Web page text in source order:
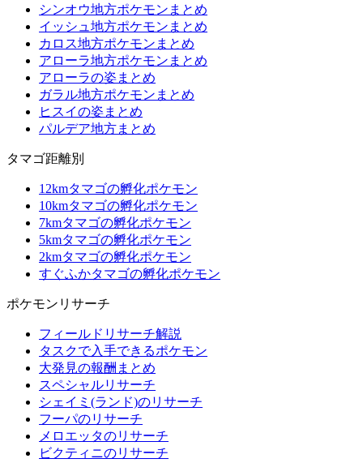
シンオウ地方ポケモンまとめ
イッシュ地方ポケモンまとめ
カロス地方ポケモンまとめ
アローラ地方ポケモンまとめ
アローラの姿まとめ
ガラル地方ポケモンまとめ
ヒスイの姿まとめ
パルデア地方まとめ
タマゴ距離別
12kmタマゴの孵化ポケモン
10kmタマゴの孵化ポケモン
7kmタマゴの孵化ポケモン
5kmタマゴの孵化ポケモン
2kmタマゴの孵化ポケモン
すぐふかタマゴの孵化ポケモン
ポケモンリサーチ
フィールドリサーチ解説
タスクで入手できるポケモン
大発見の報酬まとめ
スペシャルリサーチ
シェイミ(ランド)のリサーチ
フーパのリサーチ
メロエッタのリサーチ
ビクティニのリサーチ